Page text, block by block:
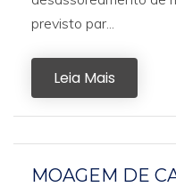
previsto par...
Leia Mais
MOAGEM DE